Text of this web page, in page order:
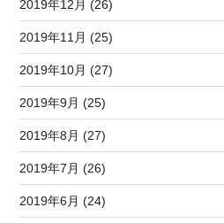
2019年12月 (26)
2019年11月 (25)
2019年10月 (27)
2019年9月 (25)
2019年8月 (27)
2019年7月 (26)
2019年6月 (24)